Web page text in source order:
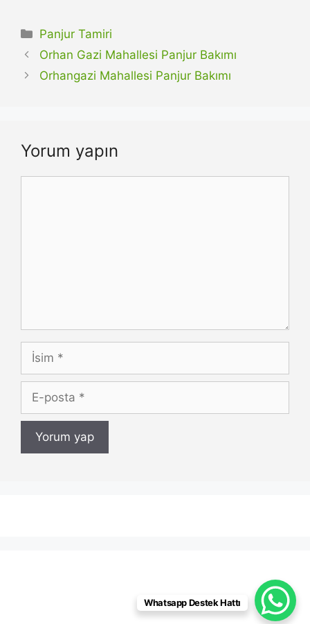
Kategoriler
Panjur Tamiri
Orhan Gazi Mahallesi Panjur Bakımı
Orhangazi Mahallesi Panjur Bakımı
Yorum yapın
İsim
posta
Whatsapp Destek Hattı